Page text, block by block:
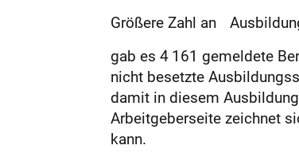
Größere Zahl an
gab es 4 161 gemeldete
nicht besetzte
damit in diesem
Arbeitgeberseite zeichnet
kann.